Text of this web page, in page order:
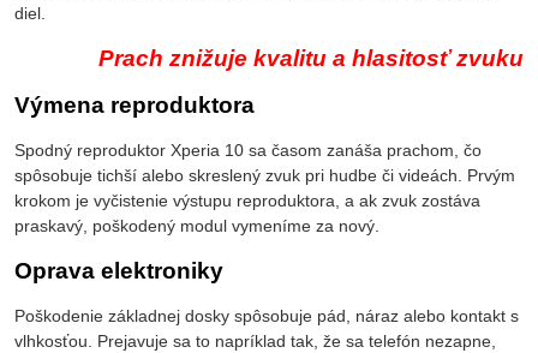
diel.
Prach znižuje kvalitu a hlasitosť zvuku
Výmena reproduktora
Spodný reproduktor Xperia 10 sa časom zanáša prachom, čo
spôsobuje tichší alebo skreslený zvuk pri hudbe či videách. Prvým
krokom je vyčistenie výstupu reproduktora, a ak zvuk zostáva
praskavý, poškodený modul vymeníme za nový.
Oprava elektroniky
Poškodenie základnej dosky spôsobuje pád, náraz alebo kontakt s
vlhkosťou. Prejavuje sa to napríklad tak, že sa telefón nezapne,